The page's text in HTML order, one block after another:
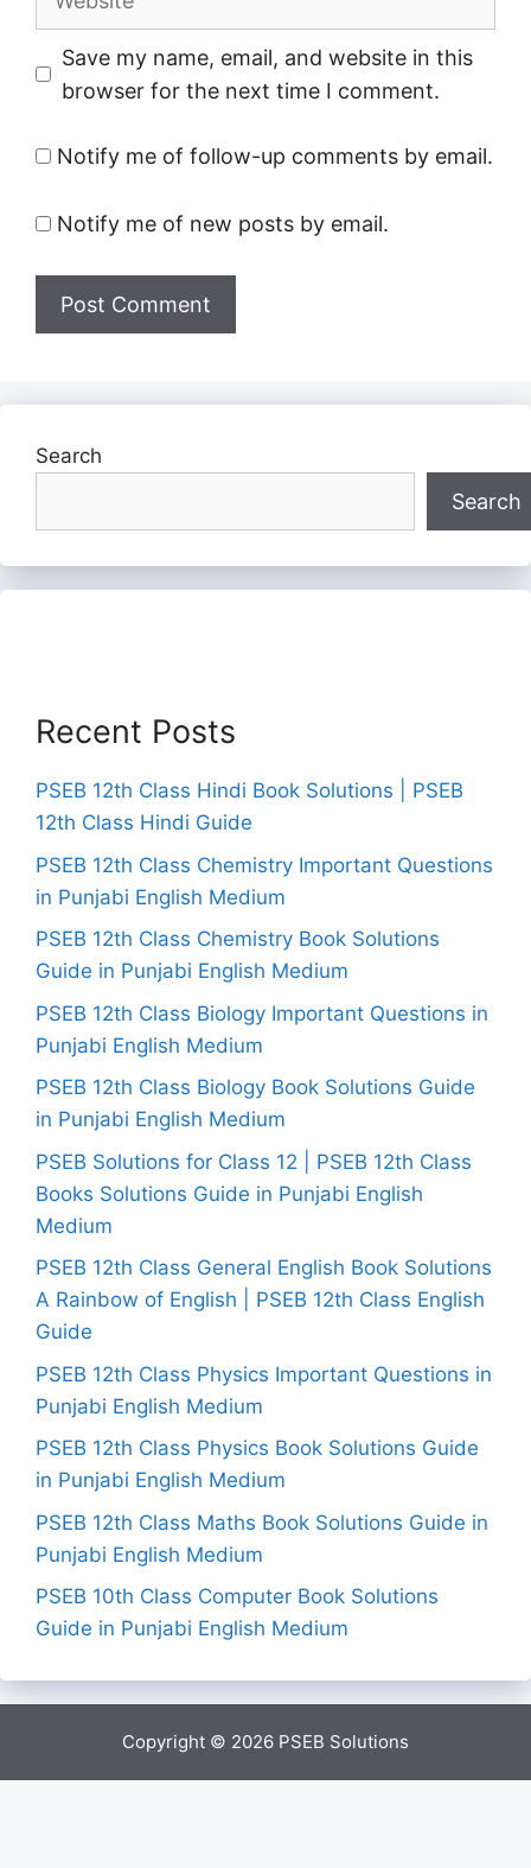
Save my name, email, and website in this
browser for the next time I comment.
Notify me of follow-up comments by email.
Notify me of new posts by email.
Search
Search
Recent Posts
PSEB 12th Class Hindi Book Solutions | PSEB
12th Class Hindi Guide
PSEB 12th Class Chemistry Important Questions
in Punjabi English Medium
PSEB 12th Class Chemistry Book Solutions
Guide in Punjabi English Medium
PSEB 12th Class Biology Important Questions in
Punjabi English Medium
PSEB 12th Class Biology Book Solutions Guide
in Punjabi English Medium
PSEB Solutions for Class 12 | PSEB 12th Class
Books Solutions Guide in Punjabi English
Medium
PSEB 12th Class General English Book Solutions
A Rainbow of English | PSEB 12th Class English
Guide
PSEB 12th Class Physics Important Questions in
Punjabi English Medium
PSEB 12th Class Physics Book Solutions Guide
in Punjabi English Medium
PSEB 12th Class Maths Book Solutions Guide in
Punjabi English Medium
PSEB 10th Class Computer Book Solutions
Guide in Punjabi English Medium
Copyright © 2026 PSEB Solutions